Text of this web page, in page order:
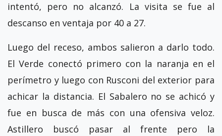
intentó, pero no alcanzó. La visita se fue al
descanso en ventaja por 40 a 27.
Luego del receso, ambos salieron a darlo todo.
El Verde conectó primero con la naranja en el
perímetro y luego con Rusconi del exterior para
achicar la distancia. El Sabalero no se achicó y
fue en busca de más con una ofensiva veloz.
Astillero buscó pasar al frente pero la